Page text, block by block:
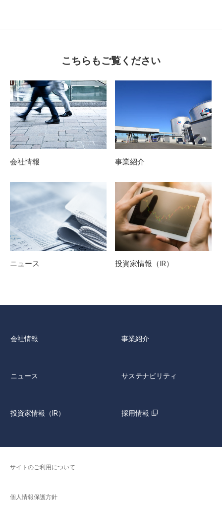
こちらもご覧ください
会社情報 事業紹介
ニュース 投資家情報（IR）
会社情報 事業紹介
ニュース サステナビリティ
投資家情報（IR） 採用情報
サイトのご利用について
個人情報保護方針